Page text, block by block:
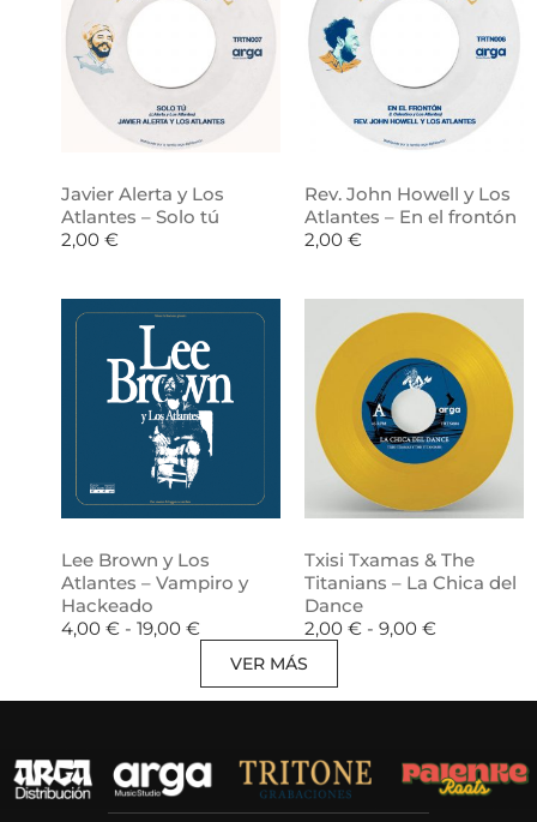
Javier Alerta y Los
Atlantes – Solo tú
2,00 €
Rev. John Howell y Los
Atlantes – En el frontón
2,00 €
Lee Brown y Los
Atlantes – Vampiro y
Hackeado
4,00 € - 19,00 €
Txisi Txamas & The
Titanians – La Chica del
Dance
2,00 € - 9,00 €
VER MÁS